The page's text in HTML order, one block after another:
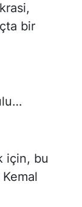
bir
için, bu